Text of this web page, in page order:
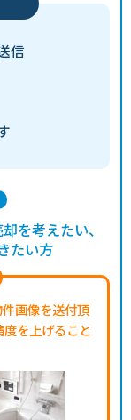
信
画像を送付頂
を上げること
を考えたい、
たい方